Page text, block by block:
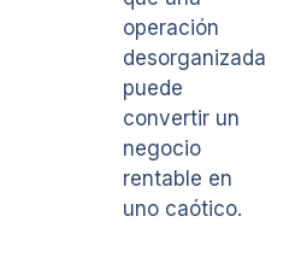
operación
desorganizada
puede
convertir un
negocio
rentable en
uno caótico.